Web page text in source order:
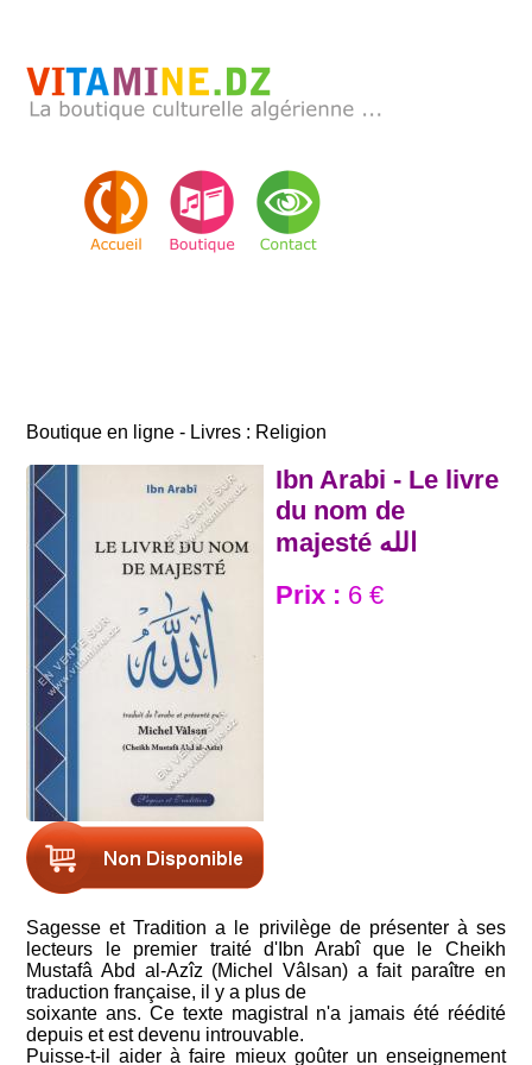
Boutique en ligne - Livres : Religion
Ibn Arabi - Le livre
du nom de
majesté الله
Prix : 6 €
Sagesse et Tradition a le privilège de présenter à ses
lecteurs le premier traité d'Ibn Arabî que le Cheikh
Mustafâ Abd al-Azîz (Michel Vâlsan) a fait paraître en
traduction française, il y a plus de
soixante ans. Ce texte magistral n'a jamais été réédité
depuis et est devenu introuvable.
Puisse-t-il aider à faire mieux goûter un enseignement